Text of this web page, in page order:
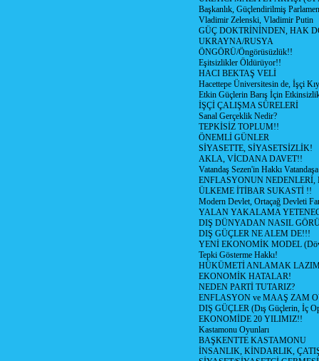
Başkanlık, Güçlendirilmiş
Vladimir Zelenski, Vladimir Putin
GÜÇ DOKTRİNİNDEN, HAK
UKRAYNA/RUSYA
ÖNGÖRÜ/Öngörüsüzlük!!
Eşitsizlikler Öldürüyor!!
HACI BEKTAŞ VELİ
Hacettepe Üniversitesin de, İşçi
Etkin Güçlerin Barış İçin
İŞÇİ ÇALIŞMA SÜRELERİ
Sanal Gerçeklik Nedir?
TEPKİSİZ TOPLUM!!
ÖNEMLİ GÜNLER
SİYASETTE, SİYASETSİZLİK!
AKLA, VİCDANA DAVET!!
Vatandaş Sezen'in Hakkı
ENFLASYONUN NEDENLERİ,
ÜLKEME İTİBAR SUKASTİ !!
Modern Devlet, Ortaçağ Devleti
YALAN YAKALAMA
DIŞ DÜNYADAN NASIL
DIŞ GÜÇLER NE ALEM DE!!!
YENİ EKONOMİK MODEL
Tepki Gösterme Hakkı!
HÜKÜMETİ ANLAMAK
EKONOMİK HATALAR!
NEDEN PARTİ TUTARIZ?
ENFLASYON ve MAAŞ ZAM
DIŞ GÜÇLER (Dış Güçlerin, İç
EKONOMİDE 20 YILIMIZ!!
Kastamonu Oyunları
BAŞKENTTE KASTAMONU
İNSANLIK, KİNDARLIK,